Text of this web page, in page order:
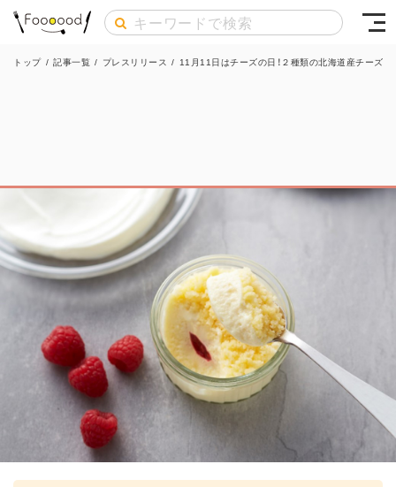
トップ / 記事一覧 / プレスリリース / 11月11日はチーズの日！２種類の北海道産チーズ